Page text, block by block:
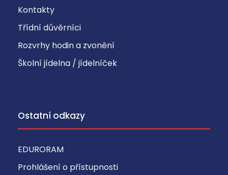
Kontakty
Třídní důvěrníci
Rozvrhy hodin a zvonění
Školní jídelna / jídelníček
Ostatní odkazy
EDURORAM
Prohlášení o přístupnosti